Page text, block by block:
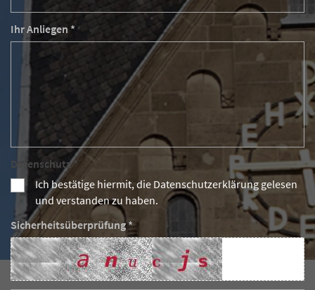
Ihr Anliegen *
Datenschutz *
Ich bestätige hiermit, die Datenschutzerklärung gelesen
und verstanden zu haben.
Sicherheitsüberprüfung *